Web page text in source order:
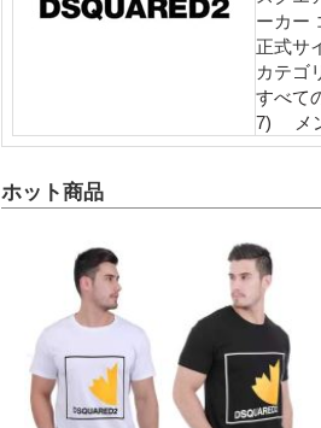
ーカー
正式サ
カテゴ
すべて
7)
メ
ホット商品